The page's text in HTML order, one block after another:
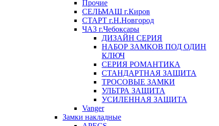
Прочие
СЕЛЬМАШ г.Киров
СТАРТ г.Н.Новгород
ЧАЗ г.Чебоксары
ДИЗАЙН СЕРИЯ
НАБОР ЗАМКОВ ПОД ОДИН
КЛЮЧ
СЕРИЯ РОМАНТИКА
СТАНДАРТНАЯ ЗАЩИТА
ТРОСОВЫЕ ЗАМКИ
УЛЬТРА ЗАЩИТА
УСИЛЕННАЯ ЗАЩИТА
Vanger
Замки накладные